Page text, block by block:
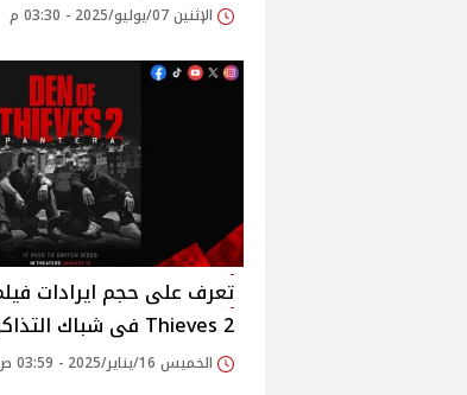
الإثنين 07/يوليو/2025 - 03:30 م
Thieves 2 فى شباك التذاكر العالمى
الخميس 16/يناير/2025 - 03:59 ص